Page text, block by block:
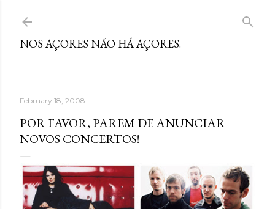
NOS AÇORES NÃO HÁ AÇORES.
February 18, 2008
POR FAVOR, PAREM DE ANUNCIAR
NOVOS CONCERTOS!